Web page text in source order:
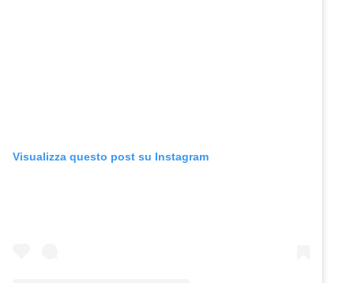
Visualizza questo post su Instagram